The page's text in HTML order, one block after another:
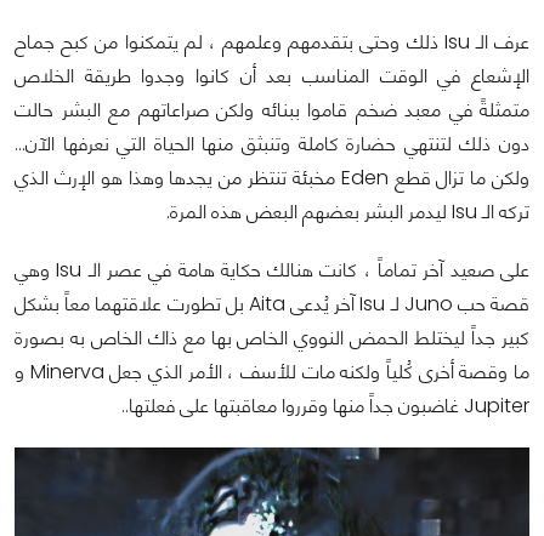
عرف الـ Isu ذلك وحتى بتقدمهم وعلمهم ، لم يتمكنوا من كبح جماح
الإشعاع في الوقت المناسب بعد أن كانوا وجدوا طريقة الخلاص
متمثلةً في معبد ضخم قاموا ببنائه ولكن صراعاتهم مع البشر حالت
دون ذلك لتنتهي حضارة كاملة وتنبثق منها الحياة التي نعرفها الآن...
ولكن ما تزال قطع Eden مخبئة تنتظر من يجدها وهذا هو الإرث الذي
تركه الـ Isu ليدمر البشر بعضهم البعض هذه المرة.
على صعيد آخر تماماً ، كانت هنالك حكاية هامة في عصر الـ Isu وهي
قصة حب Juno لـ Isu آخر يُدعى Aita بل تطورت علاقتهما معاً بشكل
كبير جداً ليختلط الحمض النووي الخاص بها مع ذاك الخاص به بصورة
ما وقصة أخرى كُلياً ولكنه مات للأسف ، الأمر الذي جعل Minerva و
Jupiter غاضبون جداً منها وقرروا معاقبتها على فعلتها..